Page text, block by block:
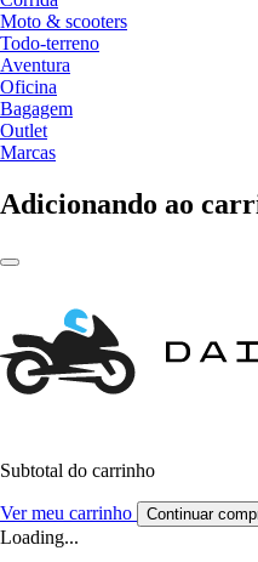
Moto & scooters
Todo-terreno
Aventura
Oficina
Bagagem
Outlet
Marcas
Adicionando ao
Subtotal do carrinho
Ver meu carrinho Continuar
Loading...